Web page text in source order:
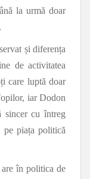
la urmă doar
și diferența
de activitatea
care luptă doar
iar Dodon
sincer cu întreg
pe piața politică
în politica de